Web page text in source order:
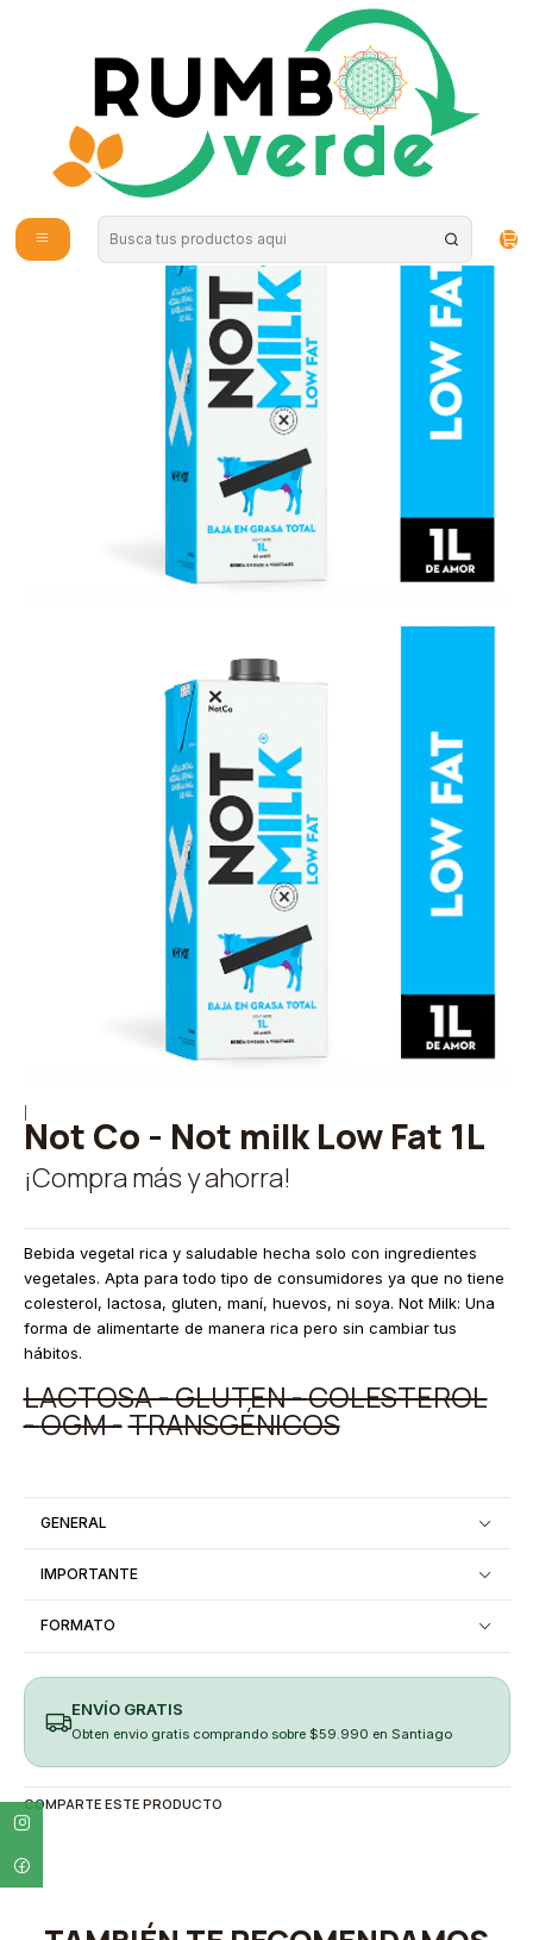
Envío gratis por compras sobre los 59.990 en la provincia de Santiago
Bebidas Vegetales
Not Co - Not milk Low Fat 1L
¡Compra más y ahorra!
Bebida vegetal rica y saludable hecha solo con ingredientes
vegetales. Apta para todo tipo de consumidores ya que no tiene
colesterol, lactosa, gluten, maní, huevos, ni soya. Not Milk: Una
forma de alimentarte de manera rica pero sin cambiar tus
hábitos.
LACTOSA -GLUTEN -COLESTEROL
-OGM -TRANSGÉNICOS
GENERAL
IMPORTANTE
FORMATO
ENVÍO GRATIS
Obten envio gratis comprando sobre $59.990 en Santiago
COMPARTE ESTE PRODUCTO